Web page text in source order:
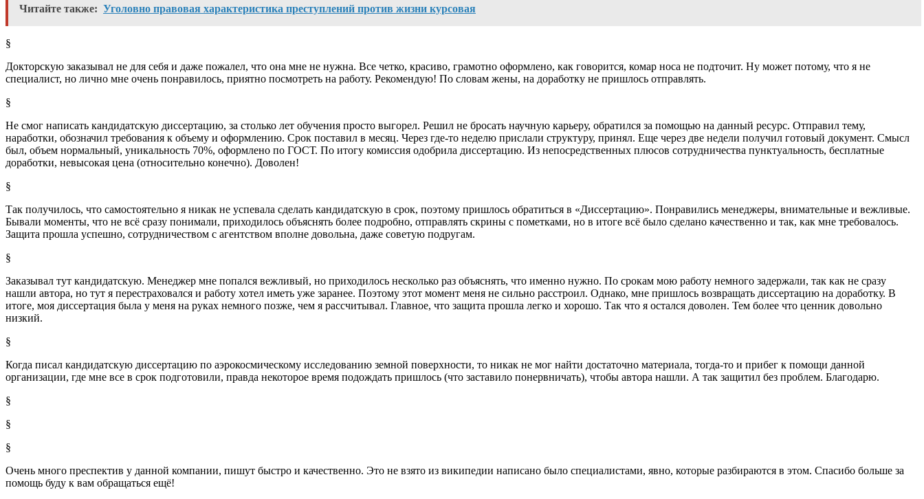
Читайте также: Уголовно правовая характеристика преступлений против жизни курсовая
§
Докторскую заказывал не для себя и даже пожалел, что она мне не нужна. Все четко, красиво, грамотно оформлено, как говорится, комар носа не подточит. Ну может потому, что я не
специалист, но лично мне очень понравилось, приятно посмотреть на работу. Рекомендую! По словам жены, на доработку не пришлось отправлять.
§
Не смог написать кандидатскую диссертацию, за столько лет обучения просто выгорел. Решил не бросать научную карьеру, обратился за помощью на данный ресурс. Отправил тему,
наработки, обозначил требования к объему и оформлению. Срок поставил в месяц. Через где-то неделю прислали структуру, принял. Еще через две недели получил готовый документ. Смысл
был, объем нормальный, уникальность 70%, оформлено по ГОСТ. По итогу комиссия одобрила диссертацию. Из непосредственных плюсов сотрудничества пунктуальность, бесплатные
доработки, невысокая цена (относительно конечно). Доволен!
§
Так получилось, что самостоятельно я никак не успевала сделать кандидатскую в срок, поэтому пришлось обратиться в «Диссертацию». Понравились менеджеры, внимательные и вежливые.
Бывали моменты, что не всё сразу понимали, приходилось объяснять более подробно, отправлять скрины с пометками, но в итоге всё было сделано качественно и так, как мне требовалось.
Защита прошла успешно, сотрудничеством с агентством вполне довольна, даже советую подругам.
§
Заказывал тут кандидатскую. Менеджер мне попался вежливый, но приходилось несколько раз объяснять, что именно нужно. По срокам мою работу немного задержали, так как не сразу
нашли автора, но тут я перестраховался и работу хотел иметь уже заранее. Поэтому этот момент меня не сильно расстроил. Однако, мне пришлось возвращать диссертацию на доработку. В
итоге, моя диссертация была у меня на руках немного позже, чем я рассчитывал. Главное, что защита прошла легко и хорошо. Так что я остался доволен. Тем более что ценник довольно
низкий.
§
Когда писал кандидатскую диссертацию по аэрокосмическому исследованию земной поверхности, то никак не мог найти достаточно материала, тогда-то и прибег к помощи данной
организации, где мне все в срок подготовили, правда некоторое время подождать пришлось (что заставило понервничать), чтобы автора нашли. А так защитил без проблем. Благодарю.
§
§
§
Очень много преспектив у данной компании, пишут быстро и качественно. Это не взято из википедии написано было специалистами, явно, которые разбираются в этом. Спасибо больше за
помощь буду к вам обращаться ещё!